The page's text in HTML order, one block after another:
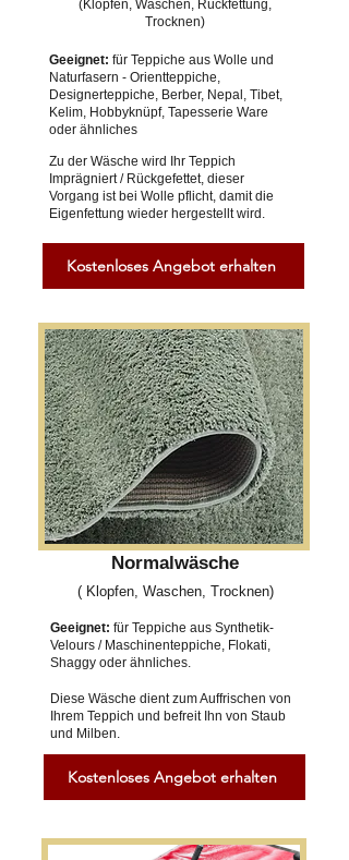
(Klopfen, Waschen, Rückfettung,
Trocknen)
Geeignet: für Teppiche aus Wolle und
Naturfasern - Orientteppiche,
Designerteppiche, Berber, Nepal, Tibet,
Kelim, Hobbyknüpf, Tapesserie Ware
oder ähnliches
Zu der Wäsche wird Ihr Teppich
Imprägniert / Rückgefettet, dieser
Vorgang ist bei Wolle pflicht, damit die
Eigenfettung wieder hergestellt wird.
Kostenloses Angebot erhalten
Normalwäsche
( Klopfen, Waschen, Trocknen)
Geeignet: für Teppiche aus Synthetik-
Velours / Maschinenteppiche, Flokati,
Shaggy oder ähnliches.
Diese Wäsche dient zum Auffrischen von
Ihrem Teppich und befreit Ihn von Staub
und Milben.
Kostenloses Angebot erhalten